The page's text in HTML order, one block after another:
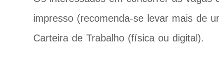
impresso (recomenda-se levar mais de
Carteira de Trabalho (física ou digital).